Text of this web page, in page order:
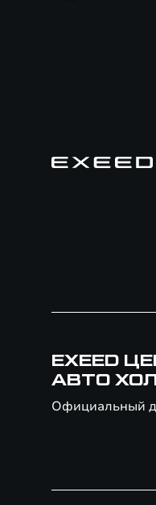
EXEED
АВТО
Официальный